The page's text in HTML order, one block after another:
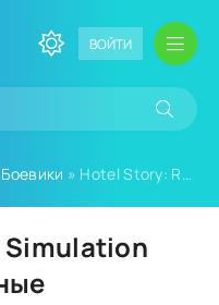
ВОЙТИ
Боевики » Hotel Story: Resort Simulation {ВЗЛОМ бесконечные бриллианты}
Simulation